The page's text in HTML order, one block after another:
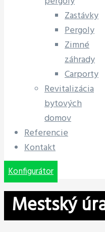
Zastávky
Pergoly
Zimné
záhrady
Carporty
Revitalizácia
bytových
domov
Referencie
Kontakt
Konfigurátor
Mestský